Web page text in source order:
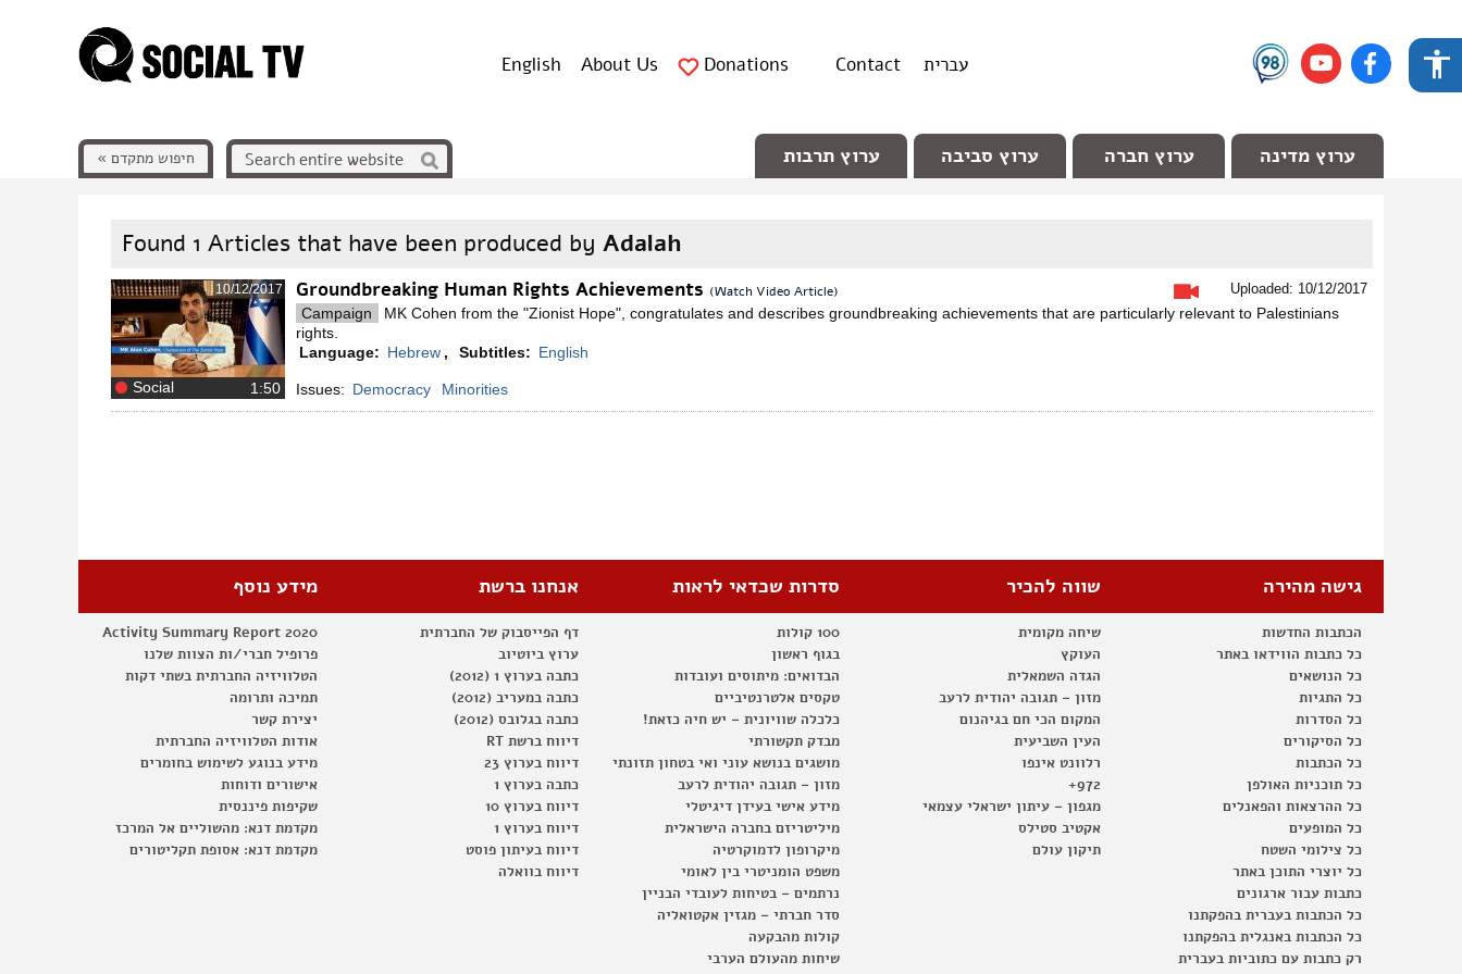
עברית Contact
Donations
About Us
English
ערוץ מדינה ערוץ חברה ערוץ סביבה ערוץ תרבות חיפוש מתקדם »
Found 1 Articles that have been produced by Adalah
10/12/2017
Social
Groundbreaking Human Rights Achievements (Watch Video Article) Uploaded: 10/12/2017
Campaign
MK Cohen from the "Zionist Hope", congratulates and describes groundbreaking achievements that are particularly relevant to Palestinians
rights.
Language: Hebrew , Subtitles: English
Issues: Democracy Minorities
גישה מהירה
הכתבות החדשות
כל כתבות הווידאו באתר
כל הנושאים
כל התגיות
כל הסדרות
כל הסיקורים
כל הכתבות
כל תוכניות האולפן
כל ההרצאות והפאנלים
כל המופעים
כל צילומי השטח
כל יוצרי התוכן באתר
כתבות עבור ארגונים
כל הכתבות בעברית בהפקתנו
כל הכתבות באנגלית בהפקתנו
רק כתבות עם כתוביות בעברית
שווה להכיר
שיחה מקומית
העוקץ
הגדה השמאלית
מזון – תגובה יהודית לרעב
המקום הכי חם בגיהנום
העין השביעית
רלוונט אינפו
972+
מגפון – עיתון ישראלי עצמאי
אקטיב סטילס
תיקון עולם
סדרות שכדאי לראות
100 קולות
בגוף ראשון
הבדואים: מיתוסים ועובדות
טקסים אלטרנטיביים
כלכלה שוויונית – יש חיה כזאת!
מבדק תקשורתי
מושגים בנושא עוני ואי בטחון תזונתי
מזון – תגובה יהודית לרעב
מידע אישי בעידן דיגיטלי
מיליטריזם בחברה הישראלית
מיקרופון לדמוקרטיה
משפט הומניטרי בין לאומי
נרתמים – בטיחות לעובדי הבניין
סדר חברתי – מגזין אקטואליה
קולות מהבקעה
שיחות מהעולם הערבי
אנחנו ברשת
דף הפייסבוק של החברתית
ערוץ ביוטיוב
כתבה בערוץ 1 (2012)
כתבה במעריב (2012)
כתבה בגלובס (2012)
דיווח ברשת RT
דיווח בערוץ 23
כתבה בערוץ 1
דיווח בערוץ 10
דיווח בערוץ 1
דיווח בעיתון פוסט
דיווח בוואלה
מידע נוסף
Activity Summary Report 2020
פרופיל חברי/ות הצוות שלנו
הטלוויזיה החברתית בשתי דקות
תמיכה ותרומה
יצירת קשר
אודות הטלוויזיה החברתית
מידע בנוגע לשימוש בחומרים
אישורים ודוחות
שקיפות פיננסית
מקדמת דנא: מהשוליים אל המרכז
מקדמת דנא: אסופת תקליטורים